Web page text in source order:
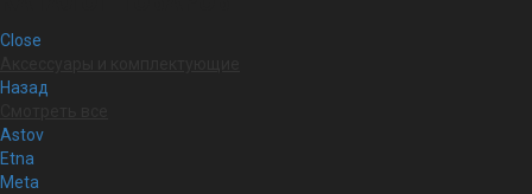
Close
Назад
Astov
Etna
Meta